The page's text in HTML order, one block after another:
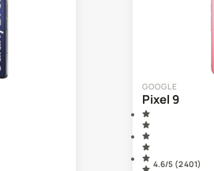
GOOGLE
Pixel 9
4.6/5 (2 401)